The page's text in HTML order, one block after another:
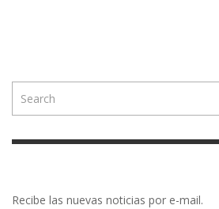
Recibe las nuevas noticias por e-mail.